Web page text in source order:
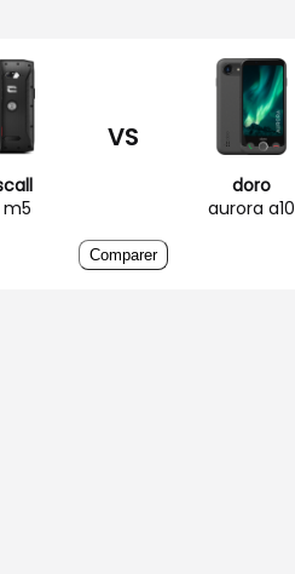
VS
doro
aurora a10
Comparer